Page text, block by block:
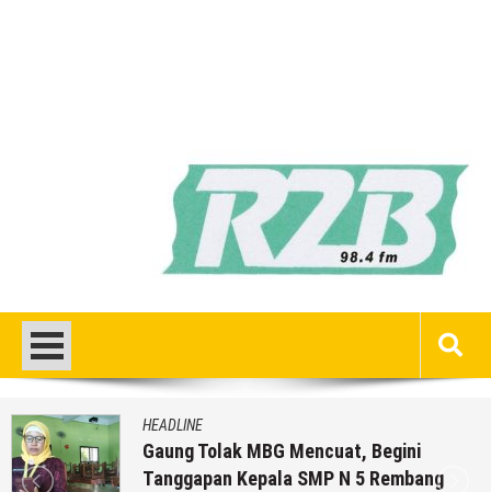
HEADLINE
Gaung Tolak MBG Mencuat, Begini
Tanggapan Kepala SMP N 5 Rembang